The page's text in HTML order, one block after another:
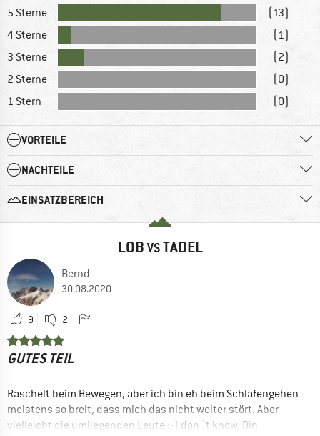
5 Sterne
(13)
4 Sterne
(1)
3 Sterne
(2)
2 Sterne
(0)
1 Stern
(0)
VORTEILE
NACHTEILE
EINSATZBEREICH
LOB VSTADEL
Bernd
30.08.2020
9 2
GUTES TEIL
Raschelt beim Bewegen, aber ich bin eh beim Schlafengehen
meistens so breit, dass mich das nicht weiter stört. Aber
vielleicht die umliegenden Leute ;-) don´t know. Bin